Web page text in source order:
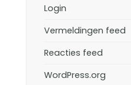
Login
Vermeldingen feed
Reacties feed
WordPress.org